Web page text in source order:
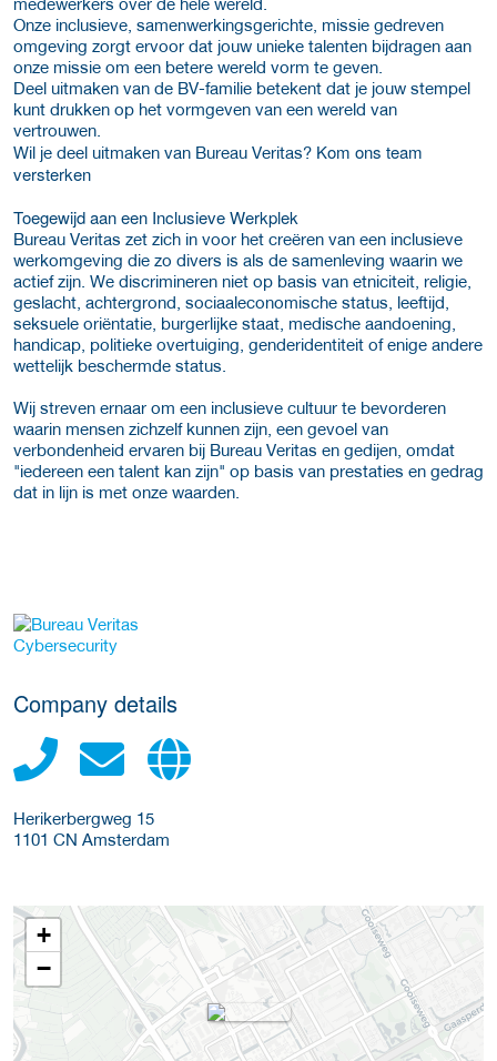
Onze inclusieve, samenwerkingsgerichte, missie gedreven
omgeving zorgt ervoor dat jouw unieke talenten bijdragen aan
onze missie om een betere wereld vorm te geven.
Deel uitmaken van de BV-familie betekent dat je jouw stempel
kunt drukken op het vormgeven van een wereld van
vertrouwen.
Wil je deel uitmaken van Bureau Veritas? Kom ons team
versterken
Toegewijd aan een Inclusieve Werkplek
Bureau Veritas zet zich in voor het creëren van een inclusieve
werkomgeving die zo divers is als de samenleving waarin we
actief zijn. We discrimineren niet op basis van etniciteit, religie,
geslacht, achtergrond, sociaaleconomische status, leeftijd,
seksuele oriëntatie, burgerlijke staat, medische aandoening,
handicap, politieke overtuiging, genderidentiteit of enige andere
wettelijk beschermde status.
Wij streven ernaar om een inclusieve cultuur te bevorderen
waarin mensen zichzelf kunnen zijn, een gevoel van
verbondenheid ervaren bij Bureau Veritas en gedijen, omdat
"iedereen een talent kan zijn" op basis van prestaties en gedrag
dat in lijn is met onze waarden.
More Employer Details
Company details
Herikerbergweg 15
1101 CN Amsterdam
+
−